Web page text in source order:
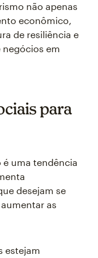
não apenas
econômico,
de resiliência e
em
para
é uma tendência
desejam se
as
estejam